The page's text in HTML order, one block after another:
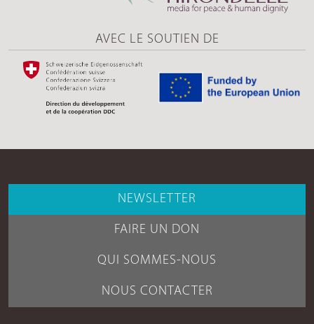
AVEC LE SOUTIEN DE
NEWSLETTER
FAIRE UN DON
QUI SOMMES-NOUS
NOUS CONTACTER